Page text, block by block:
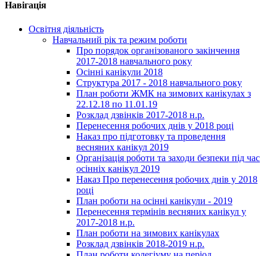
Навігація
Освітня діяльність
Навчальний рік та режим роботи
Про порядок організованого закінчення
2017-2018 навчального року
Осінні канікули 2018
Структура 2017 - 2018 навчального року
План роботи ЖМК на зимових канікулах з
22.12.18 по 11.01.19
Розклад дзвінків 2017-2018 н.р.
Перенесення робочих днів у 2018 році
Наказ про підготовку та проведення
весняних канікул 2019
Організація роботи та заходи безпеки під час
осінніх канікул 2019
Наказ Про перенесення робочих днів у 2018
році
План роботи на осінні канікули - 2019
Перенесення термінів весняних канікул у
2017-2018 н.р.
План роботи на зимових канікулах
Розклад дзвінків 2018-2019 н.р.